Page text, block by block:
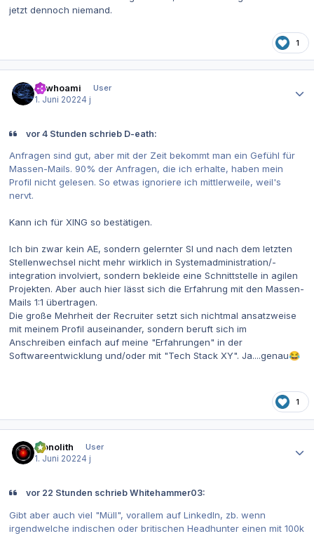
jetzt dennoch niemand.
1
mlwhoami
User
1. Juni 20224 j
vor 4 Stunden schrieb D-eath:
Anfragen sind gut, aber mit der Zeit bekommt man ein Gefühl für
Massen-Mails. 90% der Anfragen, die ich erhalte, haben mein
Profil nicht gelesen. So etwas ignoriere ich mittlerweile, weil's
nervt.
Kann ich für XING so bestätigen.
Ich bin zwar kein AE, sondern gelernter SI und nach dem letzten
Stellenwechsel nicht mehr wirklich in Systemadministration/-
integration involviert, sondern bekleide eine Schnittstelle in agilen
Projekten. Aber auch hier lässt sich die Erfahrung mit den Massen-
Mails 1:1 übertragen.
Die große Mehrheit der Recruiter setzt sich nichtmal ansatzweise
mit meinem Profil auseinander, sondern beruft sich im
Anschreiben einfach auf meine "Erfahrungen" in der
Softwareentwicklung und/oder mit "Tech Stack XY". Ja....genau😂
1
monolith
User
1. Juni 20224 j
vor 22 Stunden schrieb Whitehammer03:
Gibt aber auch viel "Müll", vorallem auf LinkedIn, zb. wenn
irgendwelche indischen oder britischen Headhunter einen mit 100k